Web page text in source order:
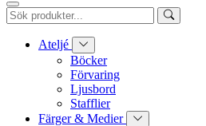
Ateljé
Böcker
Förvaring
Ljusbord
Stafflier
Färger & Medier